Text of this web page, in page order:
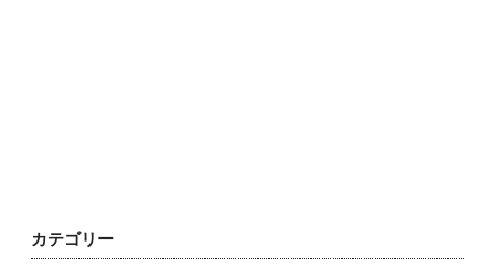
カテゴリー